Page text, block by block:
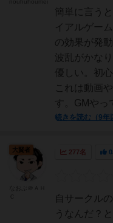
簡単に言う
イアルゲー
の効果が発
波乱がかな
優しい。初
これは動画
す。GMやっ
続きを読む（9年
277名
自サークル
うなんだ？
大賢者